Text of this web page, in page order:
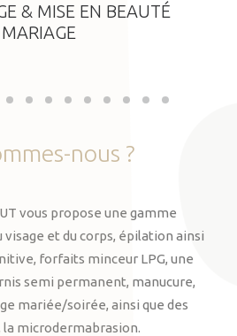
& MISE EN BEAUTÉ
MARIAGE
nous ?
vous propose une gamme
et du corps, épilation ainsi
forfaits minceur LPG, une
semi permanent, manucure,
mariée/soirée, ainsi que des
la microdermabrasion.